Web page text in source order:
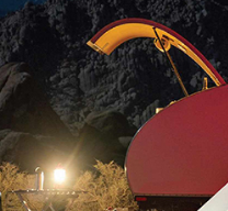
дууд...
Ч:19А чиглэлийн